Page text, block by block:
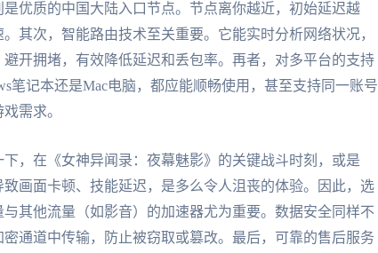
优质的中国大陆入口节点。节点离你越近，初始延迟越
其次，智能路由技术至关重要。它能实时分析网络状况，
开拥堵，有效降低延迟和丢包率。再者，对多平台的支持
笔记本还是Mac电脑，都应能顺畅使用，甚至支持同一账号
需求。
，在《女神异闻录：夜幕魅影》的关键战斗时刻，或是
画面卡顿、技能延迟，是多么令人沮丧的体验。因此，选
其他流量（如影音）的加速器尤为重要。数据安全同样不
通道中传输，防止被窃取或篡改。最后，可靠的售后服务